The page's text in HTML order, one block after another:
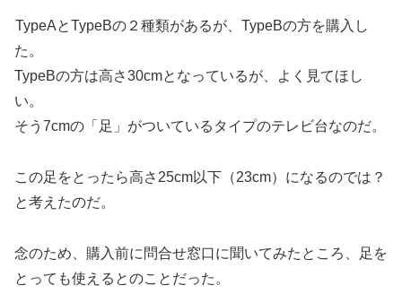
TypeAとTypeBの２種類があるが、TypeBの方を購入し
た。
TypeBの方は高さ30cmとなっているが、よく見てほし
い。
そう7cmの「足」がついているタイプのテレビ台なのだ。
この足をとったら高さ25cm以下（23cm）になるのでは？
と考えたのだ。
念のため、購入前に問合せ窓口に聞いてみたところ、足を
とっても使えるとのことだった。